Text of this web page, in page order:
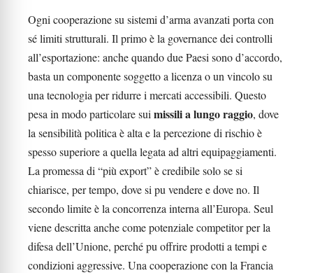
Ogni cooperazione su sistemi d’arma avanzati porta con
sé limiti strutturali. Il primo è la governance dei controlli
all’esportazione: anche quando due Paesi sono d’accordo,
basta un componente soggetto a licenza o un vincolo su
una tecnologia per ridurre i mercati accessibili. Questo
pesa in modo particolare sui missili a lungo raggio, dove
la sensibilità politica è alta e la percezione di rischio è
spesso superiore a quella legata ad altri equipaggiamenti.
La promessa di “più export” è credibile solo se si
chiarisce, per tempo, dove si pu vendere e dove no. Il
secondo limite è la concorrenza interna all’Europa. Seul
viene descritta anche come potenziale competitor per la
difesa dell’Unione, perché pu offrire prodotti a tempi e
condizioni aggressive. Una cooperazione con la Francia